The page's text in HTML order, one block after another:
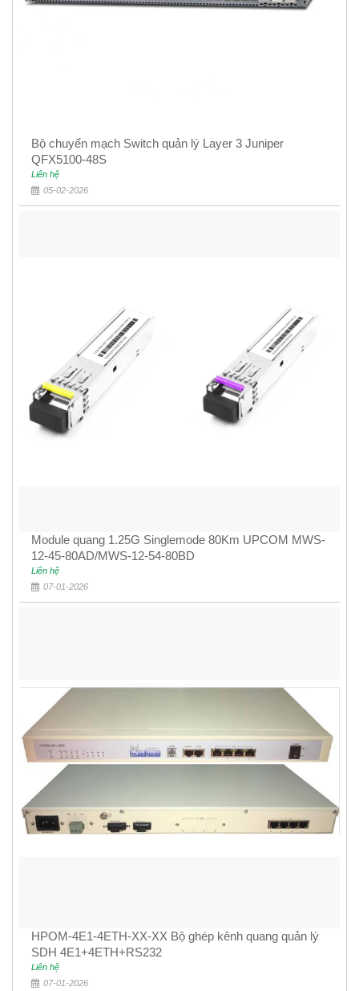
Bộ chuyển mạch Switch quản lý Layer 3 Juniper
QFX5100-48S
Liên hệ
05-02-2026
Module quang 1.25G Singlemode 80Km UPCOM MWS-
12-45-80AD/MWS-12-54-80BD
Liên hệ
07-01-2026
HPOM-4E1-4ETH-XX-XX Bộ ghép kênh quang quản lý
SDH 4E1+4ETH+RS232
Liên hệ
07-01-2026